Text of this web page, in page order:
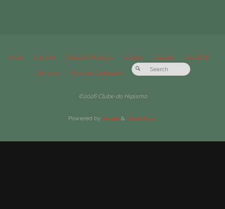
Início Contato Portal de Notícias Artigos Cavalos Até 2018
Até 2023 Envio de Conteúdo
©2026 Clube do Hipismo
Powered byAnima & WordPress.